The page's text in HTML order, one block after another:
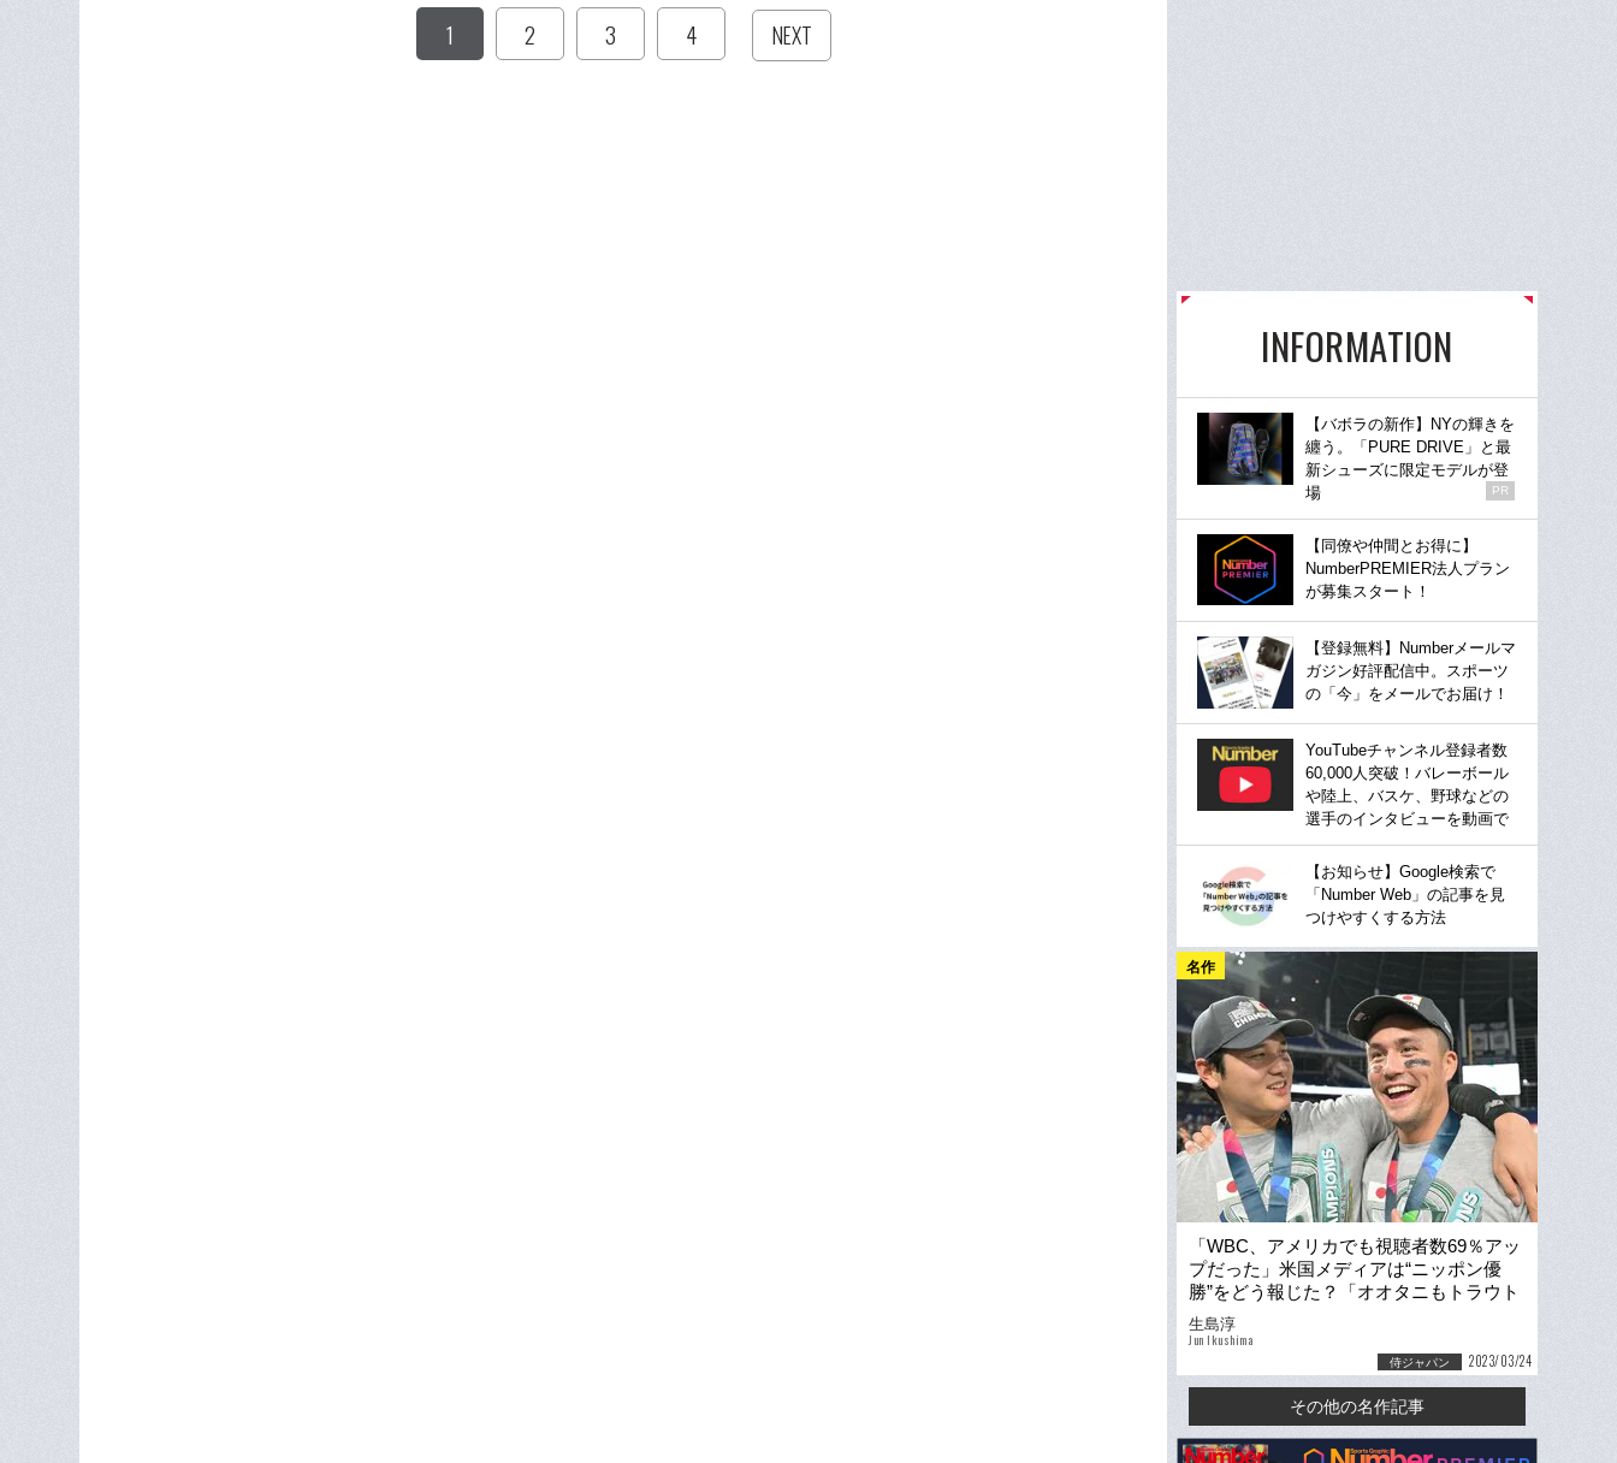
1 2 3 4 NEXT
INFORMATION
【バボラの新作】NYの輝きを
纏う。「PURE DRIVE」と最
新シューズに限定モデルが登
場
PR
【同僚や仲間とお得に】
NumberPREMIER法人プラン
が募集スタート！
【登録無料】Numberメールマ
ガジン好評配信中。スポーツ
の「今」をメールでお届け！
YouTubeチャンネル登録者数
60,000人突破！バレーボール
や陸上、バスケ、野球などの
選手のインタビューを動画で
【お知らせ】Google検索で
「Number Web」の記事を見
つけやすくする方法
名作
「WBC、アメリカでも視聴者数69％アッ
プだった」米国メディアは“ニッポン優
勝”をどう報じた？「オオタニもトラウト
もいるのに…なぜ弱い？」エンゼルス記
者は嘆く
生島淳
Jun Ikushima
侍ジャパン 2023/03/24
その他の名作記事